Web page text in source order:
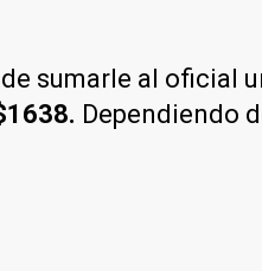
sumarle al oficial
Dependiendo